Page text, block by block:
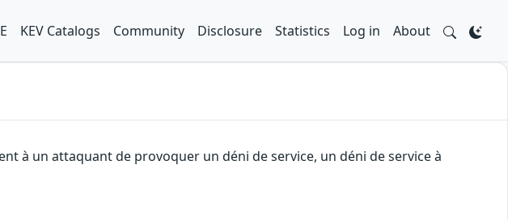
KEV Catalogs Community Disclosure Statistics Log in About
à un attaquant de provoquer un déni de service, un déni de service à